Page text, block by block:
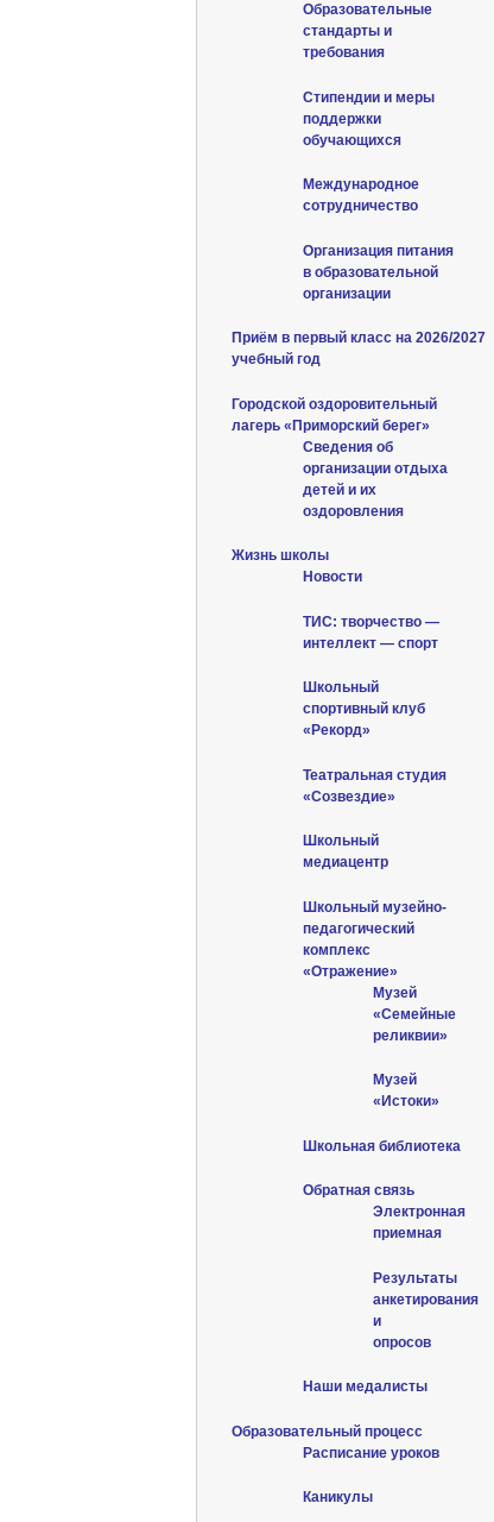
Образовательные
стандарты и
требования
Стипендии и меры
поддержки
обучающихся
Международное
сотрудничество
Организация питания
в образовательной
организации
Приём в первый класс на 2026/2027
учебный год
Городской оздоровительный
лагерь «Приморский берег»
Сведения об
организации отдыха
детей и их
оздоровления
Жизнь школы
Новости
ТИС: творчество —
интеллект — спорт
Школьный
спортивный клуб
«Рекорд»
Театральная студия
«Созвездие»
Школьный
медиацентр
Школьный музейно-
педагогический
комплекс
«Отражение»
Музей
«Семейные
реликвии»
Музей
«Истоки»
Школьная библиотека
Обратная связь
Электронная
приемная
Результаты
анкетирования
и
опросов
Наши медалисты
Образовательный процесс
Расписание уроков
Каникулы